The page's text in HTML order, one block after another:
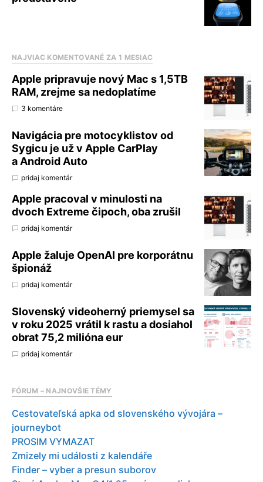
NAJVIAC KOMENTOVANÉ ZA 1 MESIAC
Apple pripravuje nový Mac s 1,5TB
RAM, zrejme sa nedoplatíme
3 komentáre
Navigácia pre motocyklistov od
Sygicu je už v Apple CarPlay
a Android Auto
pridaj komentár
Apple pracoval v minulosti na
dvoch Extreme čipoch, oba zrušil
pridaj komentár
Apple žaluje OpenAI pre korporátnu
špionáž
pridaj komentár
Slovenský videoherný priemysel sa
v roku 2025 vrátil k rastu a dosiahol
obrat 75,2 milióna eur
pridaj komentár
FÓRUM – NAJNOVŠIE TÉMY
Cestovateľská apka od slovenského vývojára –
journeybot
PROSIM VYMAZAT
Zmizely mi události z kalendáře
Finder – vyber a presun suborov